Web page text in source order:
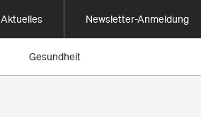
Aktuelles Newsletter-Anmeldung
Gesundheit